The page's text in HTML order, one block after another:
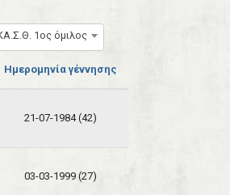
1ος όμιλος
Ημερομηνία γέννησης
21-07-1984 (42)
03-03-1999 (27)